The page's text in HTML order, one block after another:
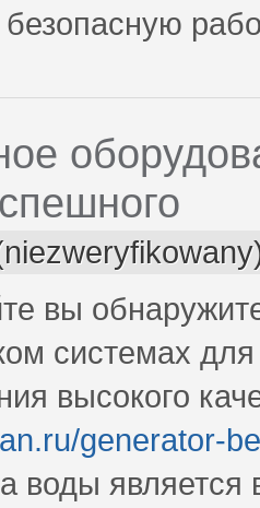
вы
системах
высокого
generator-
воды